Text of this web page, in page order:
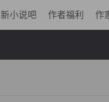
新小说吧 作者福利 作